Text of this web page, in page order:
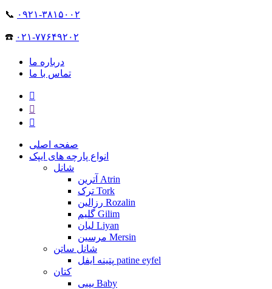
📞 ۰۹۲۱-۳۸۱۵۰۰۲
☎️ ۰۲۱-۷۷۶۴۹۲۰۲
درباره ما
تماس با ما
صفحه اصلی
انواع پارچه های ایپک
شانل
آترین Atrin
ترک Tork
رزالین Rozalin
گلیم Gilim
لیان Liyan
مرسین Mersin
شانل ساتن
پتینه ایفل patine eyfel
کتان
بیبی Baby